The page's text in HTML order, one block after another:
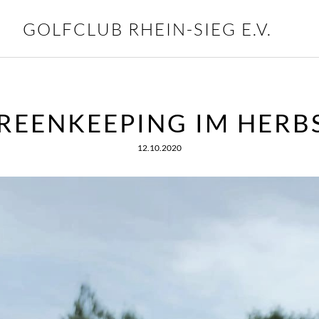
GOLFCLUB RHEIN-SIEG E.V.
IM
12.10.2020